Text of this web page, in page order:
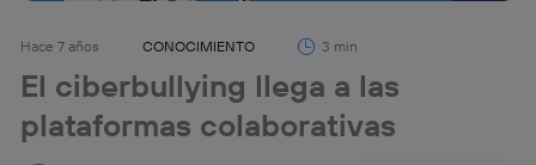
Hace 7 años CONOCIMIENTO 3 min
El ciberbullying llega a las
plataformas colaborativas